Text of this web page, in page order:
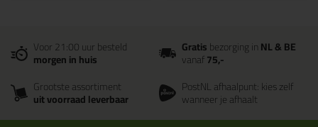
Voor 21:00 uur besteld
morgen in huis
Gratisbezorging inNL & BE
vanaf75,-
Grootste assortiment
uit voorraad leverbaar
PostNL afhaalpunt: kies zelf
wanneer je afhaalt